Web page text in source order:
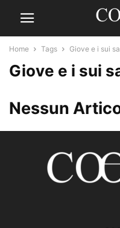
Home Tags Giove e i sui
Giove e i sui
Nessun